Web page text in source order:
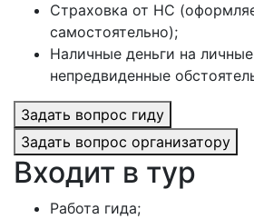
Страховка от НС
самостоятельно);
Наличные деньги на
непредвиденные
Задать вопрос гиду
Задать вопрос организатору
Входит в тур
Работа гида;